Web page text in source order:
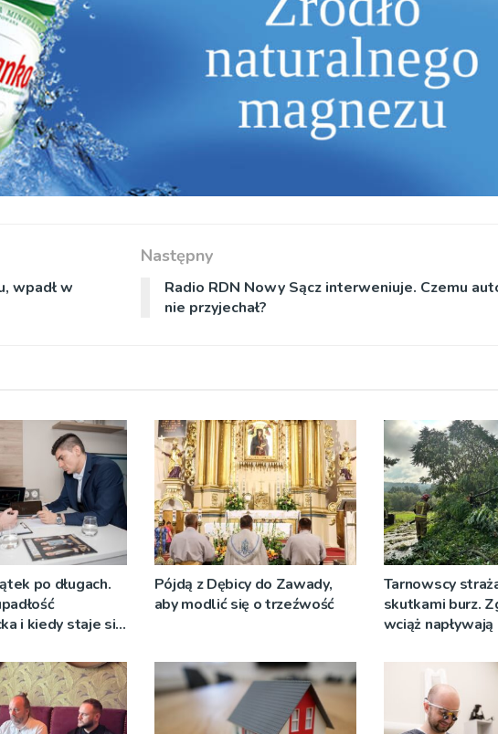
wpadł w
Następny
Radio RDN Nowy Sącz interweniuje. Czemu
nie przyjechał?
po długach.
i kiedy staje się
Pójdą z Dębicy do Zawady,
aby modlić się o trzeźwość
Tarnowscy
skutkami burz.
wciąż napływają